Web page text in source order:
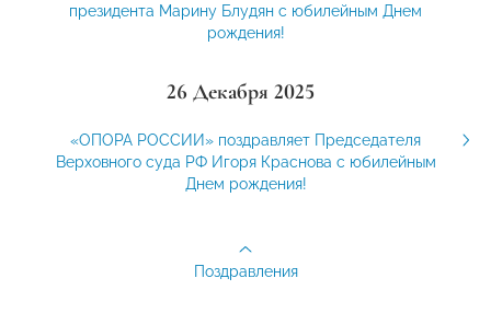
президента Марину Блудян с юбилейным Днем
рождения!
26 Декабря 2025
«ОПОРА РОССИИ» поздравляет Председателя
Верховного суда РФ Игоря Краснова с юбилейным
Днем рождения!
Поздравления